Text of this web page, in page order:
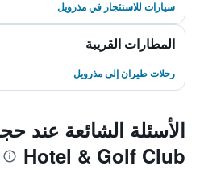
سيارات للاستئجار في مذرويل
المطارات القريبة
رحلات طيران إلى مذرويل
Hotel & Golf Club